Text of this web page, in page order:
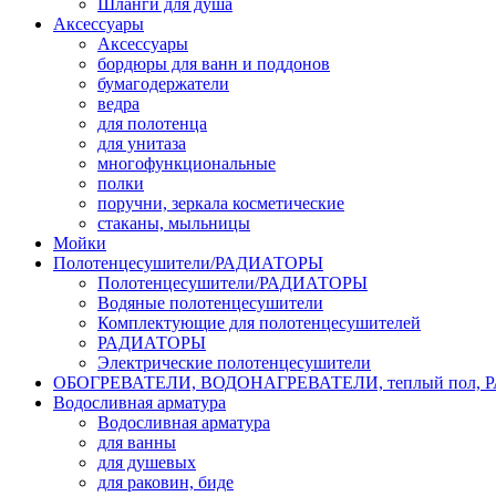
Шланги для душа
Аксессуары
Аксессуары
бордюры для ванн и поддонов
бумагодержатели
ведра
для полотенца
для унитаза
многофункциональные
полки
поручни, зеркала косметические
стаканы, мыльницы
Мойки
Полотенцесушители/РАДИАТОРЫ
Полотенцесушители/РАДИАТОРЫ
Водяные полотенцесушители
Комплектующие для полотенцесушителей
РАДИАТОРЫ
Электрические полотенцесушители
ОБОГРЕВАТЕЛИ, ВОДОНАГРЕВАТЕЛИ, теплый пол,
Водосливная арматура
Водосливная арматура
для ванны
для душевых
для раковин, биде